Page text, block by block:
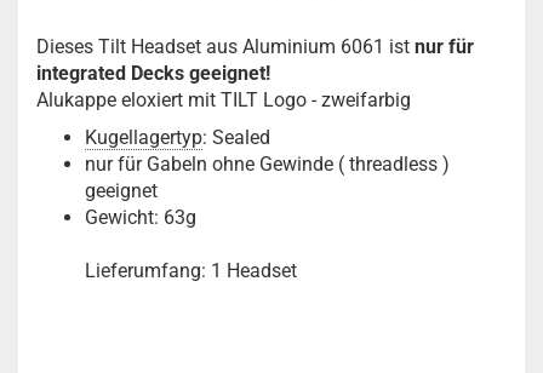
Dieses Tilt Headset aus Aluminium 6061 ist nur für
integrated Decks geeignet!
Alukappe eloxiert mit TILT Logo - zweifarbig
Kugellagertyp: Sealed
nur für Gabeln ohne Gewinde ( threadless )
geeignet
Gewicht: 63g
Lieferumfang: 1 Headset